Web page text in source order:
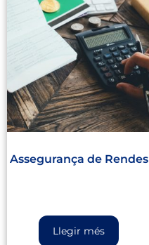
Assegurança de Rendes
Llegir més